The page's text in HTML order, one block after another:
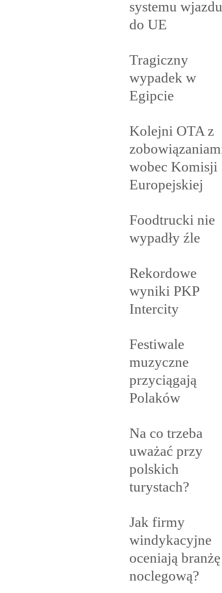
systemu wjazdu
do UE
Tragiczny
wypadek w
Egipcie
Kolejni OTA z
wobec Komisji
Europejskiej
Foodtrucki nie
wypadły źle
Rekordowe
wyniki PKP
Intercity
Festiwale
muzyczne
przyciągają
Polaków
Na co trzeba
uważać przy
polskich
turystach?
Jak firmy
windykacyjne
oceniają branżę
noclegową?